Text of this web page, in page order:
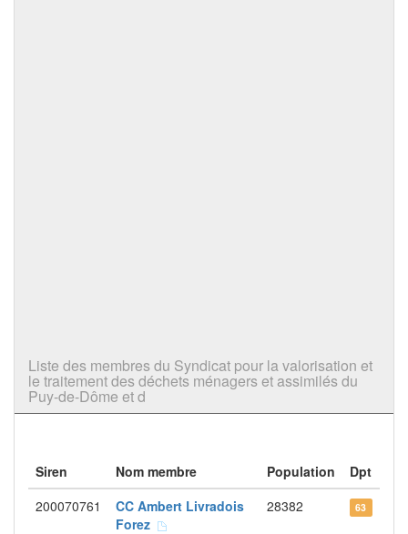
Liste des membres du Syndicat pour la valorisation et
le traitement des déchets ménagers et assimilés du
Puy-de-Dôme et d
Siren Nom membre Population
Dpt
200070761
CC Ambert Livradois
Forez
28382 63